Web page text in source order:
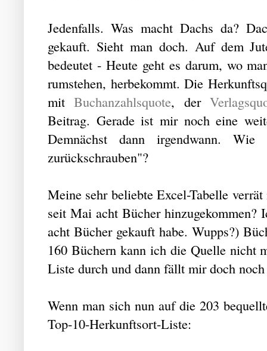
Jedenfalls. Was macht Dachs da?
gekauft. Sieht man doch. Auf dem
bedeutet - Heute geht es darum, wo
rumstehen, herbekommt. Die
mitBuchanzahlsquote, der
Beitrag. Gerade ist mir noch eine
Demnächst dann irgendwann.
zurückschrauben"?
Meine sehr beliebte Excel-Tabelle
seit Mai acht Bücher hinzugekommen?
acht Bücher gekauft habe. Wupps?)
160 Büchern kann ich die Quelle nicht
Liste durch und dann fällt mir doch
Wenn man sich nun auf die 203
Top-10-Herkunftsort-Liste: